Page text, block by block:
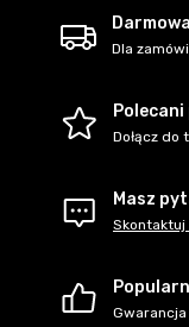
Dla
Dołącz do
Masz
Skontaktuj